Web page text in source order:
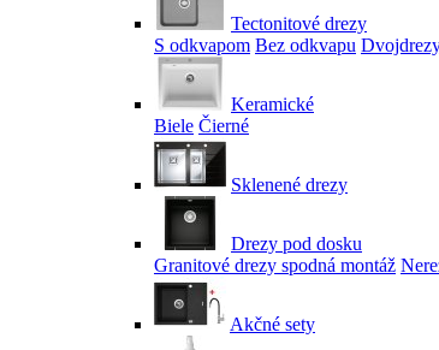
Tectonitové drezy
S odkvapom Bez odkvapu
Keramické
Biele Čierné
Sklenené drezy
Drezy pod dosku
Granitové drezy spodná montáž
Akčné sety